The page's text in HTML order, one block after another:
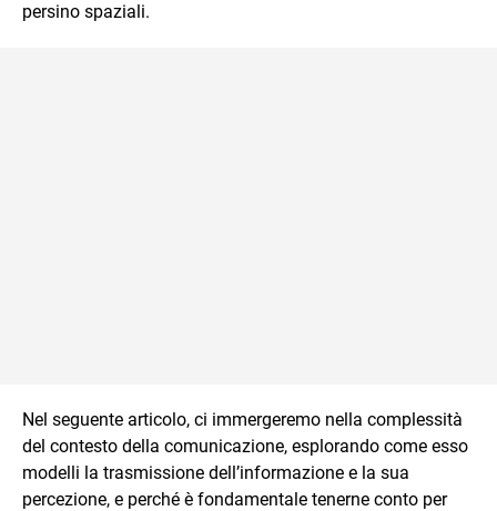
persino spaziali.
Nel seguente articolo, ci immergeremo nella complessità
del contesto della comunicazione, esplorando come esso
modelli la trasmissione dell’informazione e la sua
percezione, e perché è fondamentale tenerne conto per